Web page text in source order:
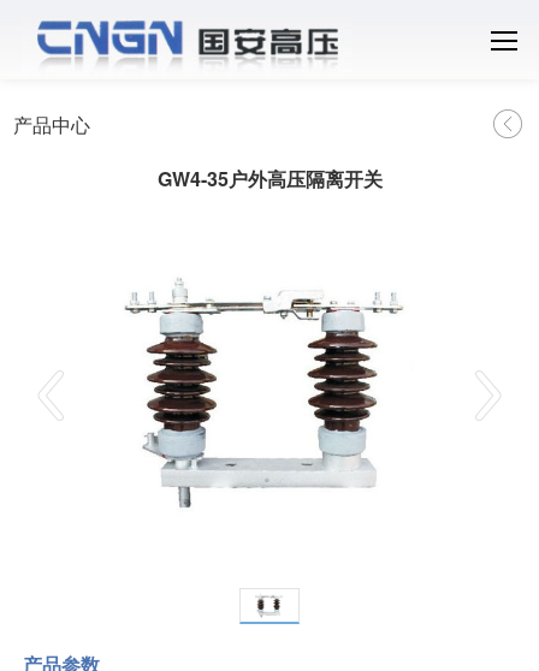
产品中心
GW4-35户外高压隔离开关
产品参数